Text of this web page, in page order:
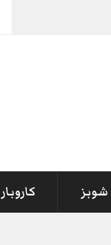
شوبز کاروبار